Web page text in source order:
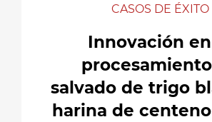
CASOS DE ÉXITO
Innovación en
salvado de trigo
harina de